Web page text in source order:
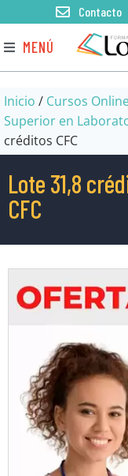
MENÚ
Contacto
Inicio / Cursos
Superior en
créditos CFC
Lote 31,8
CFC